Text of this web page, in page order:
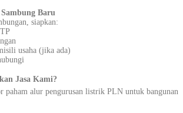
Baru
siapkan:
usaha (jika ada)
Jasa Kami?
paham alur pengurusan listrik PLN untuk bangunan